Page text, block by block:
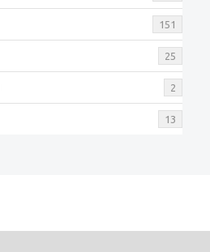
151
25
2
13